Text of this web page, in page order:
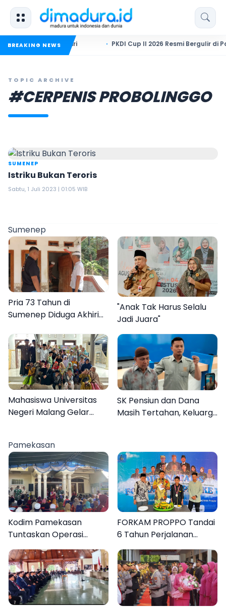
BREAKING NEWS
Hidup Sendiri PKDI Cup II 2026 Resmi Bergulir di
TOPIC ARCHIVE
#CERPENIS PROBOLINGGO
SUMENEP
Istriku Bukan Teroris
Sabtu, 1 Juli 2023 | 01:05 WIB
Sumenep
Pria 73 Tahun di
Sumenep Diduga Akhiri
"Anak Tak Harus Selalu
Jadi Juara"
Mahasiswa Universitas
Negeri Malang Gelar
SK Pensiun dan Dana
Masih Tertahan, Keluarga
Pamekasan
Kodim Pamekasan
Tuntaskan Operasi
Katarak Gratis, 160
Warga Kembali Melihat
Lebih Jelas
FORKAM PROPPO Tandai
6 Tahun Perjalanan
dengan Peluncuran Mars,
Hymne, dan Buku
Organisasi